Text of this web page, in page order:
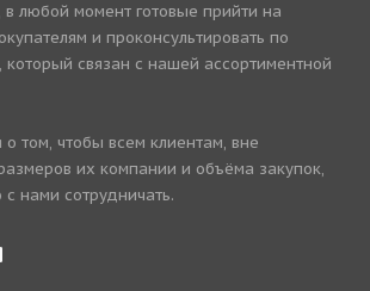
любой момент готовые прийти на
и проконсультировать по
связан с нашей ассортиментной
том, чтобы всем клиентам, вне
их компании и объёма закупок,
нами сотрудничать.